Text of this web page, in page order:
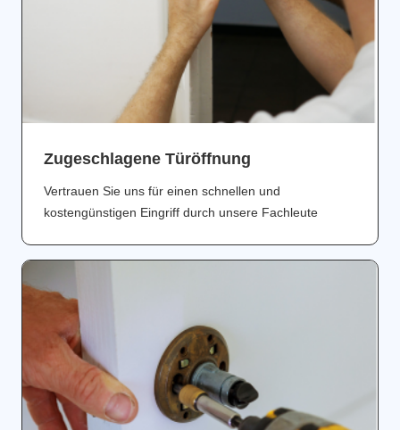
Zugeschlagene Türöffnung
Vertrauen Sie uns für einen schnellen und
kostengünstigen Eingriff durch unsere Fachleute